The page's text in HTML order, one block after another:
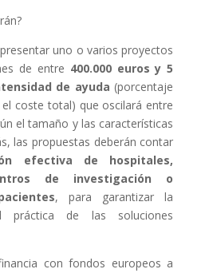
uno o varios proyectos
de entre 400.000 euros y 5
de ayuda (porcentaje
coste total) que oscilará entre
el tamaño y las características
las propuestas deberán contar
efectiva de hospitales,
de investigación o
, para garantizar la
práctica de las soluciones
con fondos europeos a